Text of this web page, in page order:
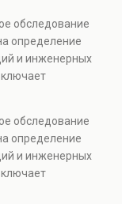
безопасности.
объектов, а
и технических
обследование
определение
и инженерных
безопасности.
объектов, а
и технических
обследование
определение
и инженерных